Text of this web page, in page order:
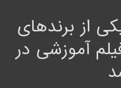
از برندهای
آموزشی در